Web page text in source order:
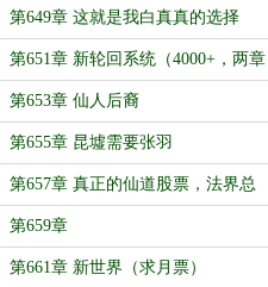
啊！！！
第649章 这就是我白真真的选择
（两章合一6千）
第651章 新轮回系统（4000+，两章
共7100+）
第653章 仙人后裔
第655章 昆墟需要张羽
第657章 真正的仙道股票，法界总
工程师（两章合一，6100+）
第659章
第661章 新世界（求月票）